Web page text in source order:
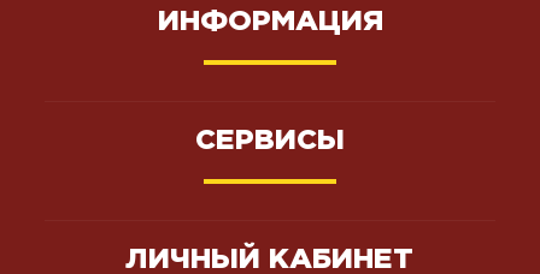
ИНФОРМАЦИЯ
СЕРВИСЫ
ЛИЧНЫЙ КАБИНЕТ